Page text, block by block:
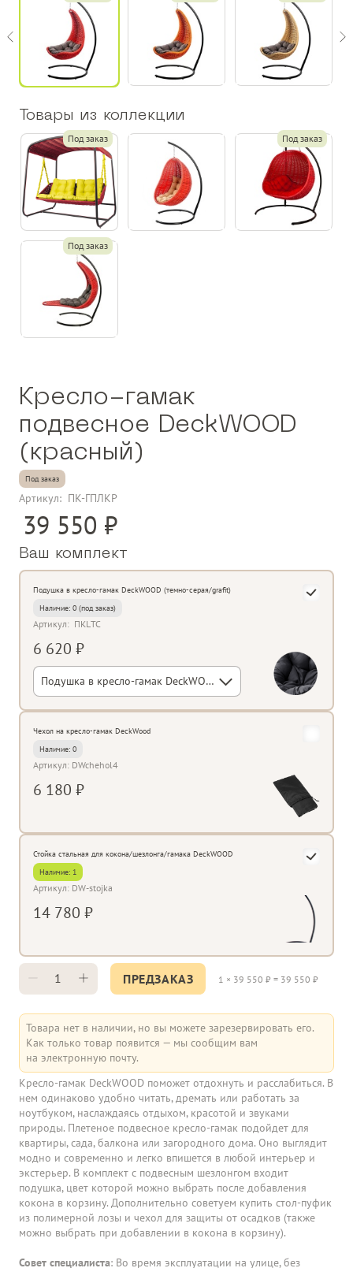
Товары из коллекции
Под заказ Под заказ
Под заказ
Кресло-гамак
подвесное DeckWOOD
(красный)
Под заказ
Артикул: ПК-ГПЛКР
39 550
Ваш комплект
Подушка в кресло-гамак DeckWOOD (темно-серая/grafit)
Наличие: 0
Артикул: ПКLТС
6 620 ₽
Подушка в кресло-гамак DeckWOOD (темно-серая/grafit)
Чехол на кресло-гамак DeckWood
Наличие: 0
Артикул: DWchehol4
6 180 ₽
Стойка стальная для кокона/шезлонга/гамака DeckWOOD
Наличие: 1
Артикул: DW-stojka
14 780 ₽
ПРЕДЗАКАЗ 1 × 39 550 ₽ = 39 550 ₽
Товара нет в наличии, но вы можете зарезервировать его.
Как только товар появится — мы сообщим вам
на электронную почту.
Кресло-гамак DeckWOOD поможет отдохнуть и расслабиться. В
нем одинаково удобно читать, дремать или работать за
ноутбуком, наслаждаясь отдыхом, красотой и звуками
природы. Плетеное подвесное кресло-гамак подойдет для
квартиры, сада, балкона или загородного дома. Оно выглядит
модно и современно и легко впишется в любой интерьер и
экстерьер. В комплект с подвесным шезлонгом входит
подушка, цвет которой можно выбрать после добавления
кокона в корзину. Дополнительно советуем купить стол-пуфик
из полимерной лозы и чехол для защиты от осадков (также
можно выбрать при добавлении в кокона в корзину).
Совет специалиста: Во время эксплуатации на улице, без